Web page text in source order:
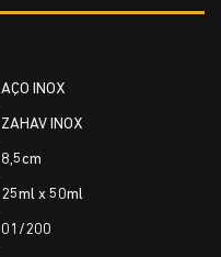
AÇO INOX
ZAHAV INOX
8,5cm
25ml x 50ml
01/200